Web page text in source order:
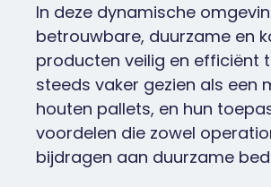
In deze dynamische
betrouwbare, duurzame en
producten veilig en efficiënt
steeds vaker gezien als
houten pallets, en hun
voordelen die zowel
bijdragen aan duurzame